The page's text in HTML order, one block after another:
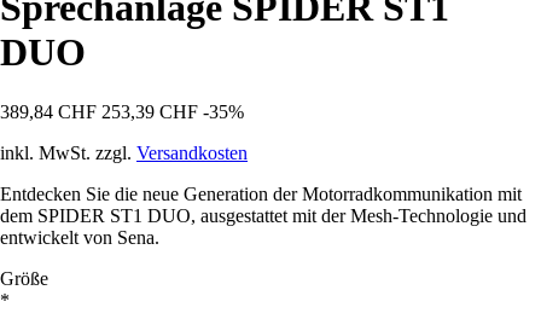
DUO
389,84 CHF 253,39 CHF -35%
inkl. MwSt. zzgl. Versandkosten
Entdecken Sie die neue Generation der Motorradkommunikation mit
dem SPIDER ST1 DUO, ausgestattet mit der Mesh-Technologie und
entwickelt von Sena.
Größe
*